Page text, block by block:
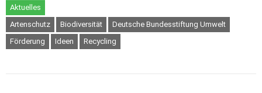
Aktuelles
Artenschutz
Biodiversität
Deutsche Bundesstiftung Umwelt
Förderung
Ideen Recycling